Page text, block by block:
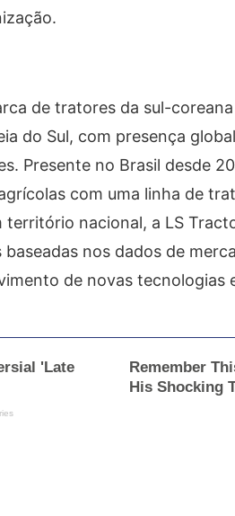
de tratores da sul-
do Sul, com presença
Presente no Brasil desde
com uma linha de
território nacional, a LS
baseadas nos dados de
de novas